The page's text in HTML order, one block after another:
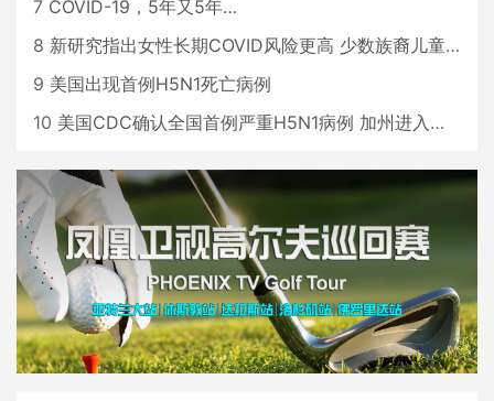
7 COVID-19，5年又5年…
8 新研究指出女性长期COVID风险更高 少数族裔儿童存在差异
9 美国出现首例H5N1死亡病例
10 美国CDC确认全国首例严重H5N1病例 加州进入紧急状态